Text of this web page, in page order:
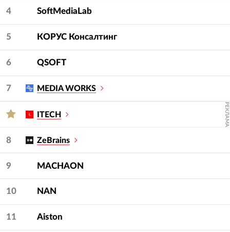
4 SoftMediaLab
5 КОРУС Консалтинг
6 QSOFT
7 MEDIA WORKS
ITECH РЕКЛАМА
8 ZeBrains
9 MACHAON
10 NAN
11 Aiston